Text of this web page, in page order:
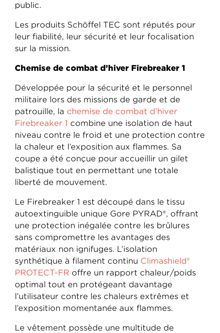
public.
Les produits Schöffel TEC sont réputés pour
leur fiabilité, leur sécurité et leur focalisation
sur la mission.
Chemise de combat d’hiver Firebreaker 1
Développée pour la sécurité et le personnel
militaire lors des missions de garde et de
patrouille, la chemise de combat d’hiver
Firebreaker 1 combine une isolation de haut
niveau contre le froid et une protection contre
la chaleur et l’exposition aux flammes. Sa
coupe a été conçue pour accueillir un gilet
balistique tout en permettant une totale
liberté de mouvement.
Le Firebreaker 1 est découpé dans le tissu
autoextinguible unique Gore PYRAD®, offrant
une protection inégalée contre les brûlures
sans compromettre les avantages des
matériaux non ignifuges. L’isolation
synthétique à filament continu Climashield®
PROTECT-FR offre un rapport chaleur/poids
optimal tout en protégeant davantage
l’utilisateur contre les chaleurs extrêmes et
l’exposition momentanée aux flammes.
Le vêtement possède une multitude de